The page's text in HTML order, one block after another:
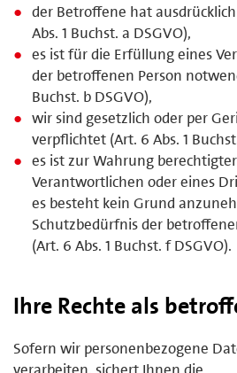
der Betroffene hat
Abs. 1 Buchst. a DSGVO),
es ist für die Erfüllung eines
der betroffenen Person
Buchst. b DSGVO),
wir sind gesetzlich oder per
verpflichtet (Art. 6 Abs. 1
es ist zur Wahrung
Verantwortlichen oder eines
es besteht kein Grund
Schutzbedürfnis der
(Art. 6 Abs. 1 Buchst. f DSGVO).
Ihre Rechte als
Sofern wir personenbezogene
verarbeiten, sichert Ihnen die